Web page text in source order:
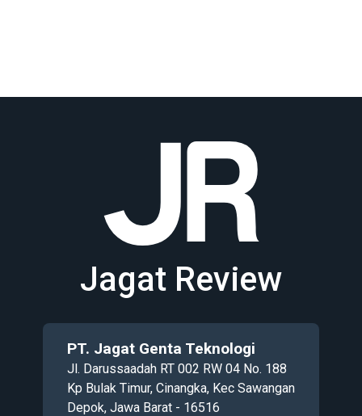
Jagat Review
PT. Jagat Genta Teknologi
Jl. Darussaadah RT 002 RW 04 No. 188
Kp Bulak Timur, Cinangka, Kec Sawangan
Depok, Jawa Barat - 16516